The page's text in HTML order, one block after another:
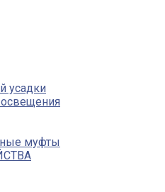
усадки
муфты